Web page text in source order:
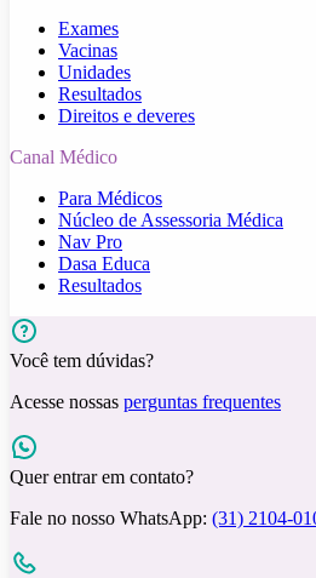
Exames
Vacinas
Unidades
Resultados
Direitos e deveres
Canal Médico
Para Médicos
Núcleo de Assessoria Médica
Nav Pro
Dasa Educa
Resultados
Você tem dúvidas?
Acesse nossas perguntas frequentes
Quer entrar em contato?
Fale no nosso WhatsApp: (31) 2104-